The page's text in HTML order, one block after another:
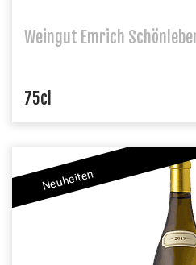
Weingut Emrich
75cl
Neuheiten